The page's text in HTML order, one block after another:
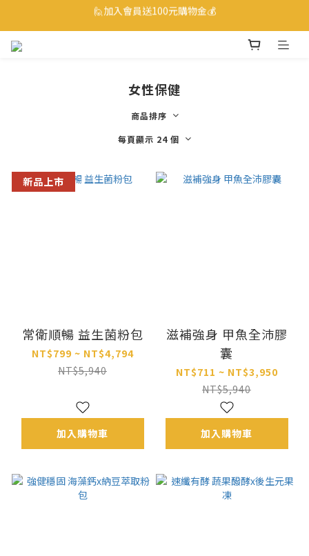
☎ 0800-530-885 訂購服務專線
🙋加入會員送100元購物金💰
女性保健
商品排序
每頁顯示 24 個
新品上市
常衛順暢 益生菌粉包
NT$799 ~ NT$4,794
NT$5,940
加入購物車
滋補強身 甲魚全沛膠
囊
NT$711 ~ NT$3,950
NT$5,940
加入購物車